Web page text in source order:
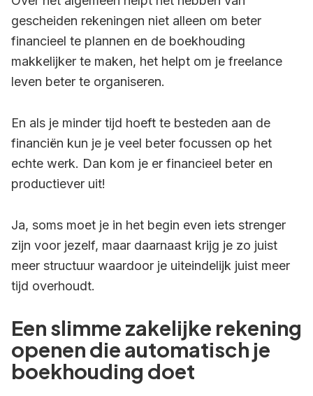
gescheiden rekeningen niet alleen om beter
financieel te plannen en de boekhouding
makkelijker te maken, het helpt om je freelance
leven beter te organiseren.
En als je minder tijd hoeft te besteden aan de
financiën kun je je veel beter focussen op het
echte werk. Dan kom je er financieel beter en
productiever uit!
Ja, soms moet je in het begin even iets strenger
zijn voor jezelf, maar daarnaast krijg je zo juist
meer structuur waardoor je uiteindelijk juist meer
tijd overhoudt.
Een slimme zakelijke rekening
openen die automatisch je
boekhouding doet